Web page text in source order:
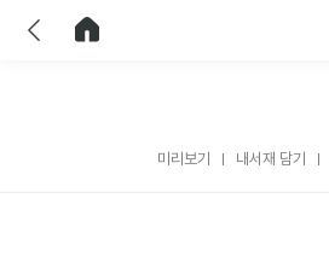
미리보기 내서재 담기